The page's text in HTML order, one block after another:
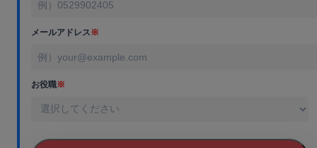
メールアドレス※
お役職※